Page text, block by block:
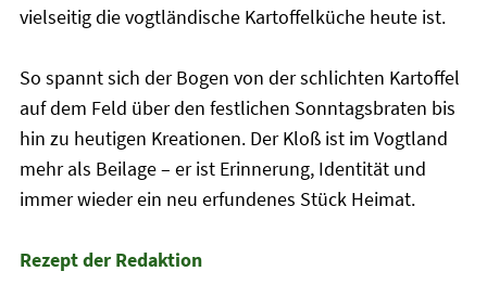
vielseitig die vogtländische Kartoffelküche heute ist.
So spannt sich der Bogen von der schlichten Kartoffel
auf dem Feld über den festlichen Sonntagsbraten bis
hin zu heutigen Kreationen. Der Kloß ist im Vogtland
mehr als Beilage – er ist Erinnerung, Identität und
immer wieder ein neu erfundenes Stück Heimat.
Rezept der Redaktion